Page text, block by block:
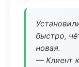
быстро,
новая.
— Клиент